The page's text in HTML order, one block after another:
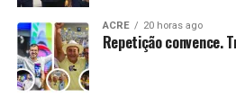
ACRE 20 horas ago
Repetição convence.